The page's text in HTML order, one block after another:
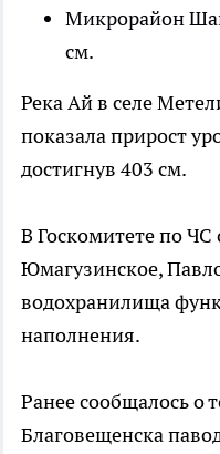
Микрорайон
см.
Река Ай в селе
показала прирост
достигнув 403 см.
В Госкомитете по ЧС
Юмагузинское,
водохранилища
наполнения.
Ранее сообщалось о
Благовещенска